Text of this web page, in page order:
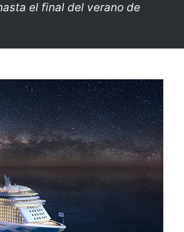
el final del verano de